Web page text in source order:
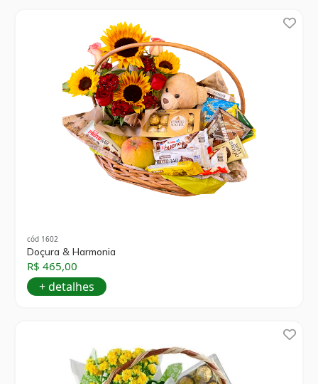
cód 1602
Doçura & Harmonia
R$ 465,00
+ detalhes